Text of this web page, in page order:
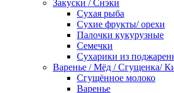
Закуски / Снэки
Сухая рыба
Сухие фрукты/ орехи
Палочки кукурузные
Семечки
Сухарики из
Варенье / Мёд / Сгущенка/
Сгущённое молоко
Варенье